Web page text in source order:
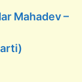
Mahadev –